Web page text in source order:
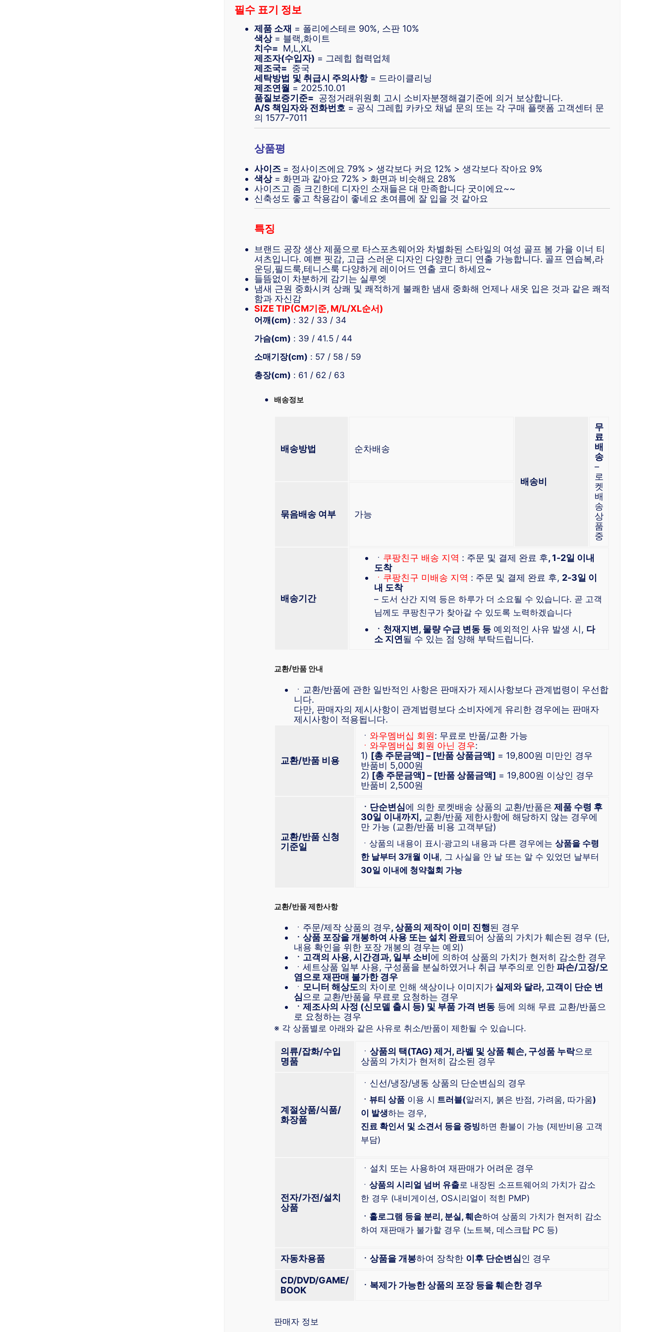
필수 표기 정보
제품 소재 = 폴리에스테르 90%, 스판 10%
색상= 블랙,화이트
치수= M,L,XL
제조자(수입자) = 그레힙 협력업체
제조국= 중국
세탁방법 및 취급시 주의사항= 드라이클리닝
제조연월 = 2025.10.01
품질보증기준= 공정거래위원회 고시 소비자분쟁해결기준에 의거 보상합니다.
A/S 책임자와 전화번호 = 공식 그레힙 카카오 채널 문의 또는 각 구매 플랫폼 고객센터 문
의 1577-7011
상품평
사이즈 = 정사이즈에요 79% > 생각보다 커요 12% > 생각보다 작아요 9%
색상= 화면과 같아요 72% > 화면과 비슷해요 28%
사이즈고 좀 크긴한데 디자인 소재들은 대 만족합니다 굿이에요~~
신축성도 좋고 착용감이 좋네요 초여름에 잘 입을 것 같아요
특징
브랜드 공장 생산 제품으로 타스포츠웨어와 차별화된 스타일의 여성 골프 봄 가을 이너 티
셔츠입니다. 예쁜 핏감, 고급 스러운 디자인 다양한 코디 연출 가능합니다. 골프 연습복,라
운딩,필드룩,테니스룩 다양하게 레이어드 연출 코디 하세요~
들뜸없이 차분하게 감기는 실루엣
냄새 근원 중화시켜 상쾌 및 쾌적하게 불쾌한 냄새 중화해 언제나 새옷 입은 것과 같은 쾌적
함과 자신감
SIZE TIP(CM기준, M/L/XL순서)
어깨(cm) : 32 / 33 / 34
가슴(cm) : 39 / 41.5 / 44
소매기장(cm) : 57 / 58 / 59
총장(cm) : 61 / 62 / 63
배송정보
배송방법 순차배송
배송비
무
료
배
송
–
로
켓
배
송
상
품
중
묶음배송 여부 가능
배송기간
ㆍ 쿠팡친구 배송 지역 : 주문 및 결제 완료 후, 1-2일 이내
도착
ㆍ쿠팡친구 미배송 지역 : 주문 및 결제 완료 후, 2-3일 이
내 도착
– 도서 산간 지역 등은 하루가 더 소요될 수 있습니다. 곧 고객
님께도 쿠팡친구가 찾아갈 수 있도록 노력하겠습니다
ㆍ천재지변, 물량 수급 변동 등 예외적인 사유 발생 시, 다
소 지연될 수 있는 점 양해 부탁드립니다.
교환/반품 안내
ㆍ교환/반품에 관한 일반적인 사항은 판매자가 제시사항보다 관계법령이 우선합
니다.
다만, 판매자의 제시사항이 관계법령보다 소비자에게 유리한 경우에는 판매자
제시사항이 적용됩니다.
교환/반품 비용
ㆍ 와우멤버십 회원: 무료로 반품/교환 가능
ㆍ와우멤버십 회원 아닌 경우:
1) [총 주문금액] – [반품 상품금액] = 19,800원 미만인 경우
반품비 5,000원
2) [총 주문금액] – [반품 상품금액] = 19,800원 이상인 경우
반품비 2,500원
교환/반품 신청
기준일
ㆍ단순변심에 의한 로켓배송 상품의 교환/반품은 제품 수령 후
30일 이내까지, 교환/반품 제한사항에 해당하지 않는 경우에
만 가능 (교환/반품 비용 고객부담)
ㆍ상품의 내용이 표시·광고의 내용과 다른 경우에는 상품을 수령
한 날부터 3개월 이내, 그 사실을 안 날 또는 알 수 있었던 날부터
30일 이내에 청약철회 가능
교환/반품 제한사항
ㆍ주문/제작 상품의 경우, 상품의 제작이 이미 진행된 경우
ㆍ상품 포장을 개봉하여 사용 또는 설치 완료되어 상품의 가치가 훼손된 경우 (단,
내용 확인을 위한 포장 개봉의 경우는 예외)
ㆍ고객의 사용, 시간경과, 일부 소비에 의하여 상품의 가치가 현저히 감소한 경우
ㆍ세트상품 일부 사용, 구성품을 분실하였거나 취급 부주의로 인한 파손/고장/오
염으로 재판매 불가한 경우
ㆍ 모니터 해상도의 차이로 인해 색상이나 이미지가 실제와 달라, 고객이 단순 변
심 으로 교환/반품을 무료로 요청하는 경우
ㆍ제조사의 사정 (신모델 출시 등) 및 부품 가격 변동 등에 의해 무료 교환/반품으
로 요청하는 경우
※ 각 상품별로 아래와 같은 사유로 취소/반품이 제한될 수 있습니다.
의류/잡화/수입
명품
ㆍ 상품의 택(TAG) 제거, 라벨 및 상품 훼손, 구성품 누락으로
상품의 가치가 현저히 감소된 경우
계절상품/식품/
화장품
ㆍ신선/냉장/냉동 상품의 단순변심의 경우
ㆍ뷰티 상품 이용 시 트러블(알러지, 붉은 반점, 가려움, 따가움)
이 발생하는 경우,
진료 확인서 및 소견서 등을 증빙하면 환불이 가능 (제반비용 고객
부담)
전자/가전/설치
상품
ㆍ설치 또는 사용하여 재판매가 어려운 경우
ㆍ 상품의 시리얼 넘버 유출로 내장된 소프트웨어의 가치가 감소
한 경우 (내비게이션, OS시리얼이 적힌 PMP)
ㆍ홀로그램 등을 분리, 분실, 훼손하여 상품의 가치가 현저히 감소
하여 재판매가 불가할 경우 (노트북, 데스크탑 PC 등)
자동차용품 ㆍ상품을 개봉하여 장착한 이후 단순변심인 경우
CD/DVD/GAME/
BOOK
ㆍ복제가 가능한 상품의 포장 등을 훼손한 경우
판매자 정보